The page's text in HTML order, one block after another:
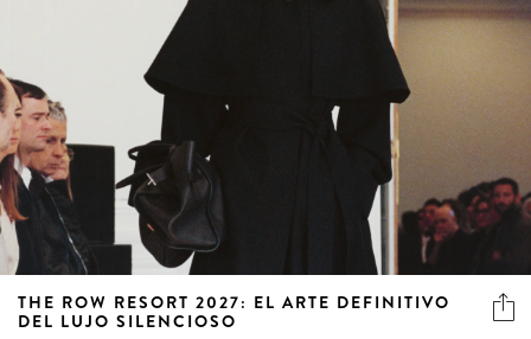
THE ROW RESORT 2027: EL ARTE DEFINITIVO
DEL LUJO SILENCIOSO